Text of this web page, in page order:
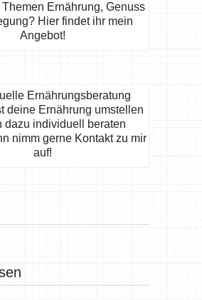
Ernährung, Genuss
Hier findet ihr mein
Angebot!
deine Ernährung umstellen
dazu individuell beraten
nimm gerne Kontakt zu mir
auf!